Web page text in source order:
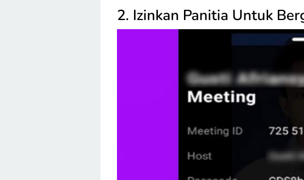
2. Izinkan Panitia Untuk